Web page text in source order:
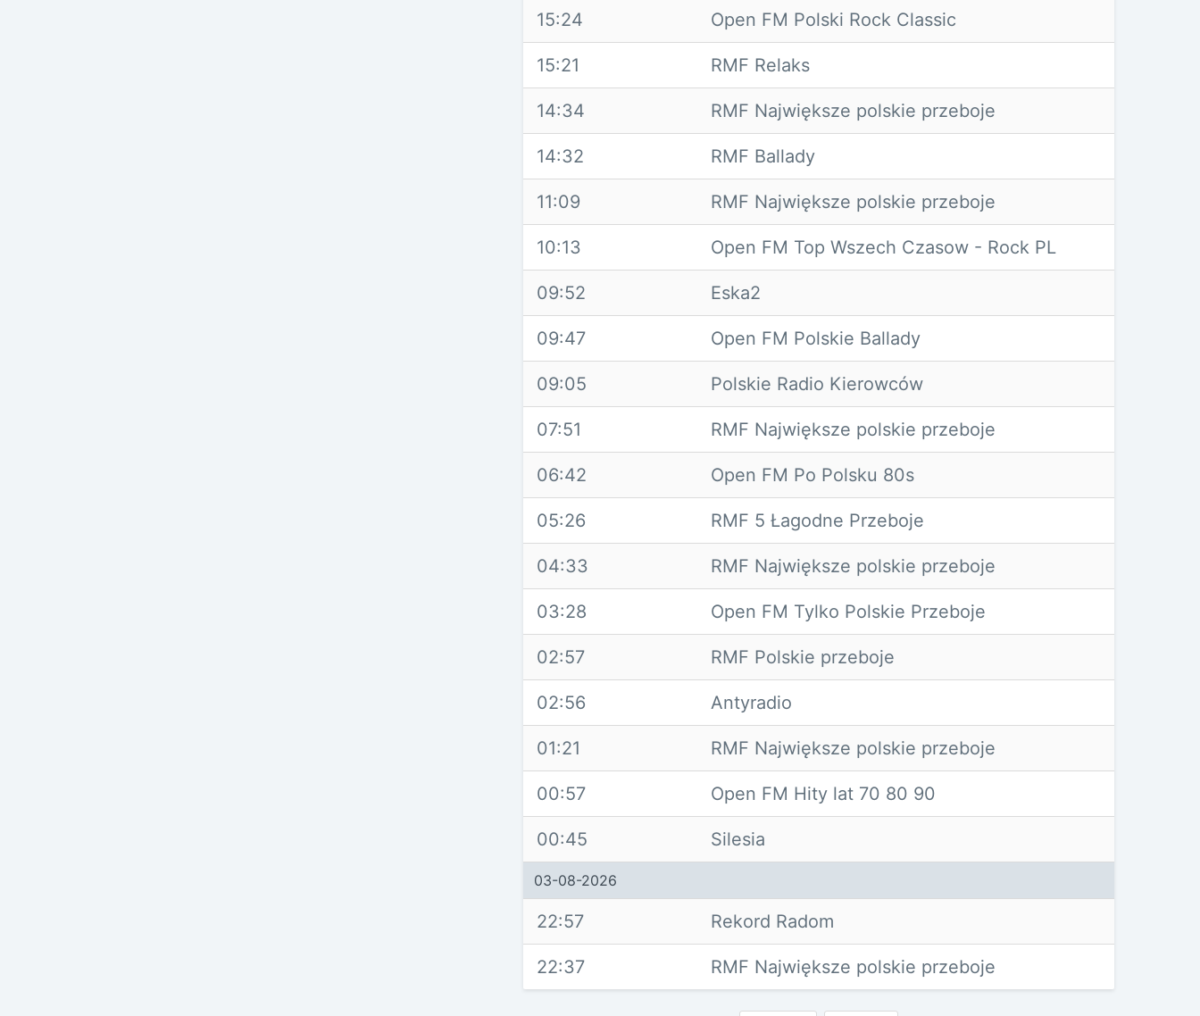
15:24 Open FM Polski Rock Classic
15:21 RMF Relaks
14:34 RMF Największe polskie przeboje
14:32 RMF Ballady
11:09 RMF Największe polskie przeboje
10:13 Open FM Top Wszech Czasow - Rock PL
09:52 Eska2
09:47 Open FM Polskie Ballady
09:05 Polskie Radio Kierowców
07:51 RMF Największe polskie przeboje
06:42 Open FM Po Polsku 80s
05:26 RMF 5 Łagodne Przeboje
04:33 RMF Największe polskie przeboje
03:28 Open FM Tylko Polskie Przeboje
02:57 RMF Polskie przeboje
02:56 Antyradio
01:21 RMF Największe polskie przeboje
00:57 Open FM Hity lat 70 80 90
00:45 Silesia
03-08-2026
22:57 Rekord Radom
22:37 RMF Największe polskie przeboje